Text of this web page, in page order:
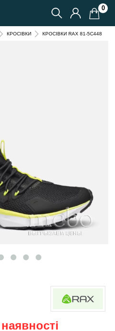
0
КРОСІВКИ КРОСІВКИ RAX 81-5C448